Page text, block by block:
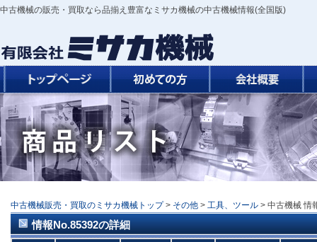
中古機械の販売・買取なら品揃え豊富なミサカ機械の中古機械情報(全国版)
中古機械販売・買取のミサカ機械トップ > その他 > 工具、ツール > 中古機械 情
情報No.85392の詳細